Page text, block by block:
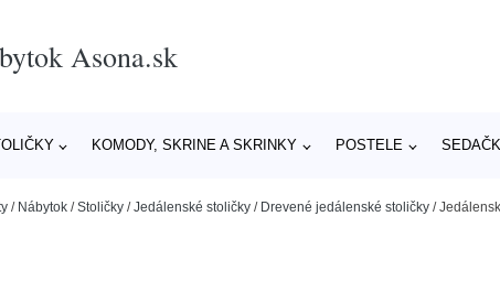
Asona.sk
KOMODY, SKRINE A SKRINKY POSTELE
/ Nábytok /Stoličky /Jedálenské stoličky / Drevené jedálenské stoličky /